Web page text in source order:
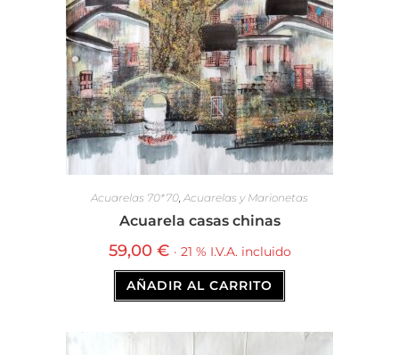
Acuarelas 70*70,Acuarelas y Marionetas
Acuarela casas chinas
59,00 € · 21 % I.V.A. incluido
AÑADIR AL CARRITO